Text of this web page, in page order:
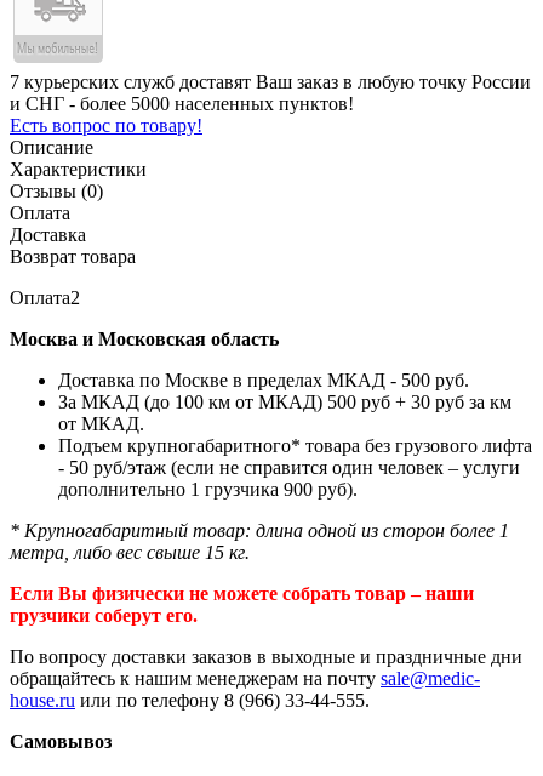
7 курьерских служб доставят Ваш заказ в любую точку России
и СНГ - более 5000 населенных пунктов!
Есть вопрос по товару!
Описание
Характеристики
Отзывы (0)
Оплата
Доставка
Возврат товара
Оплата2
Москва и Московская область
Доставка по Москве в пределах МКАД - 500 руб.
За МКАД (до 100 км от МКАД) 500 руб + 30 руб за км
от МКАД.
Подъем крупногабаритного* товара без грузового лифта
- 50 руб/этаж (если не справится один человек – услуги
дополнительно 1 грузчика 900 руб).
* Крупногабаритный товар: длина одной из сторон более 1
метра, либо вес свыше 15 кг.
Если Вы физически не можете собрать товар – наши
грузчики соберут его.
По вопросу доставки заказов в выходные и праздничные дни
обращайтесь к нашим менеджерам на почту sale@medic-
house.ru или по телефону 8 (966) 33-44-555.
Самовывоз